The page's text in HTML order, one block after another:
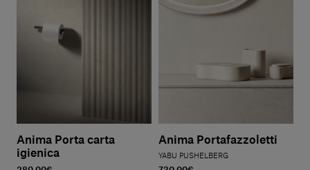
Anima Porta carta
igienica
Anima Portafazzoletti
YABU PUSHELBERG